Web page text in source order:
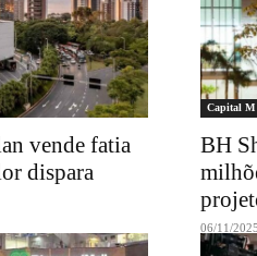
vende fatia
dispara
Capital M
BH
06/11/2025